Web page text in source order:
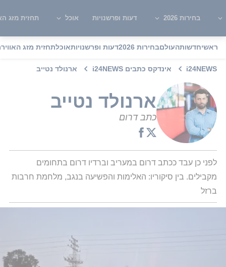
בחירות 2026 דעות ופרשנויות אוכל תחזית מזג
ראשיחדשותהעולםבחירות 2026 דעות ופרשנויותאוכלתחזית מזג האוויר
i24NEWS אינדקס כתבים i24NEWS ארנולד נטייב
ארנולד נטייב
כתב דרום
ברזל